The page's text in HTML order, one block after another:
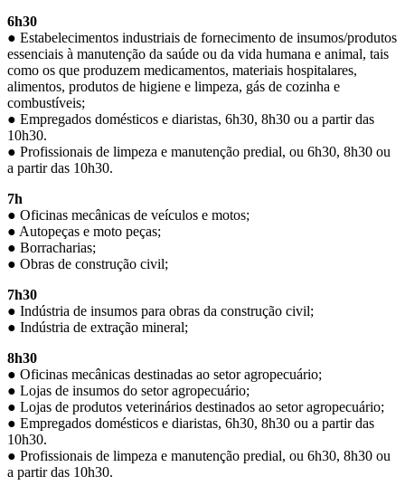
6h30
● Estabelecimentos industriais de fornecimento de insumos/produtos
essenciais à manutenção da saúde ou da vida humana e animal, tais
como os que produzem medicamentos, materiais hospitalares,
alimentos, produtos de higiene e limpeza, gás de cozinha e
combustíveis;
● Empregados domésticos e diaristas, 6h30, 8h30 ou a partir das
10h30.
● Profissionais de limpeza e manutenção predial, ou 6h30, 8h30 ou
a partir das 10h30.
7h
● Oficinas mecânicas de veículos e motos;
● Autopeças e moto peças;
● Borracharias;
● Obras de construção civil;
7h30
● Indústria de insumos para obras da construção civil;
● Indústria de extração mineral;
8h30
● Oficinas mecânicas destinadas ao setor agropecuário;
● Lojas de insumos do setor agropecuário;
● Lojas de produtos veterinários destinados ao setor agropecuário;
● Empregados domésticos e diaristas, 6h30, 8h30 ou a partir das
10h30.
● Profissionais de limpeza e manutenção predial, ou 6h30, 8h30 ou
a partir das 10h30.